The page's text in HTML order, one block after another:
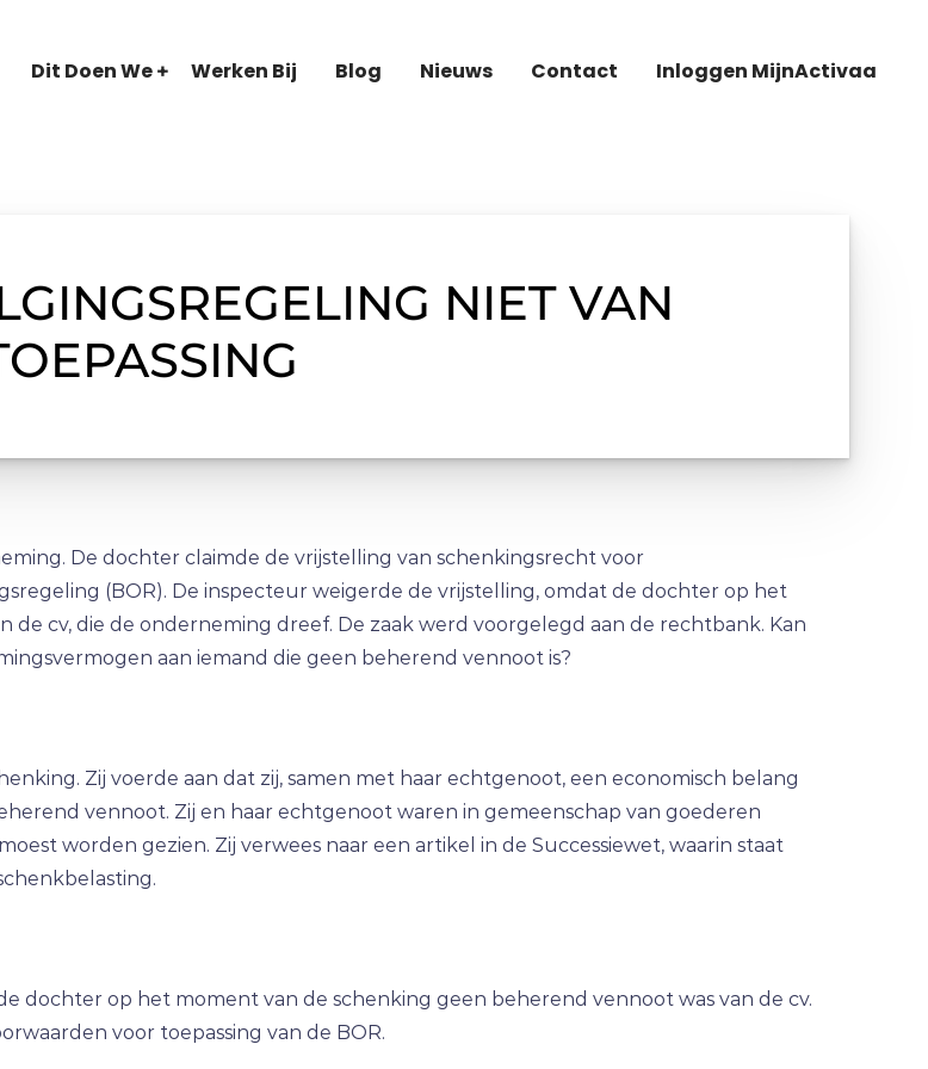
Dit Doen We Werken Bij Blog Nieuws Contact Inloggen MijnActivaa
NIET VAN
De dochter claimde de vrijstelling van schenkingsrecht voor
(BOR). De inspecteur weigerde de vrijstelling, omdat de dochter op het
cv, die de onderneming dreef. De zaak werd voorgelegd aan de rechtbank. Kan
aan iemand die geen beherend vennoot is?
Zij voerde aan dat zij, samen met haar echtgenoot, een economisch belang
vennoot. Zij en haar echtgenoot waren in gemeenschap van goederen
worden gezien. Zij verwees naar een artikel in de Successiewet, waarin staat
dochter op het moment van de schenking geen beherend vennoot was van de cv.
voor toepassing van de BOR.